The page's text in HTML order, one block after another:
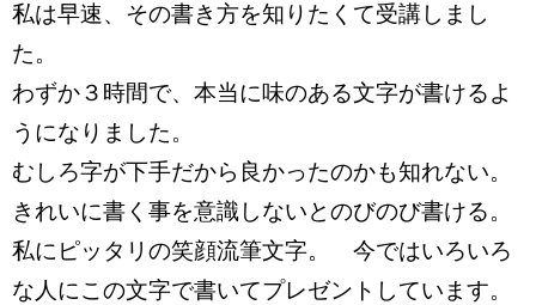
私は早速、その書き方を知りたくて受講しまし
た。
わずか３時間で、本当に味のある文字が書けるよ
うになりました。
むしろ字が下手だから良かったのかも知れない。
きれいに書く事を意識しないとのびのび書ける。
私にピッタリの笑顔流筆文字。 今ではいろいろ
な人にこの文字で書いてプレゼントしています。